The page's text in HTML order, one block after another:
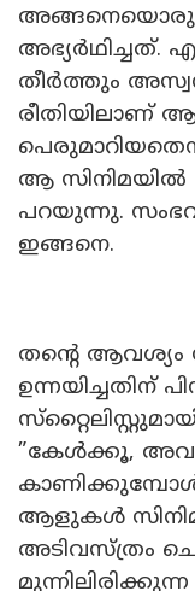
അങ്ങനെയൊരു
തീർത്തും
രീതിയിലാണ്
ആ സിനിമയിൽ
പറയുന്നു.
ഇങ്ങനെ.
തന്റെ ആവശ്യം
ഉന്നയിച്ചതിന്
”കേൾക്കൂ,
ആളുകൾ
അടിവസ്ത്രം